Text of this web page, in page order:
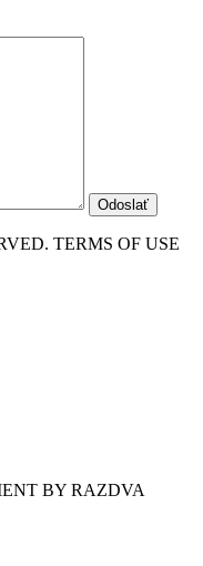
TERMS OF USE
BY RAZDVA